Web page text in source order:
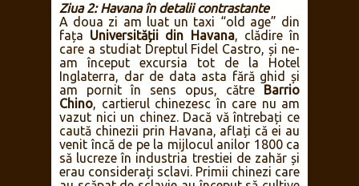
Ziua 2: Havana în detalii contrastante
A doua zi am luat un taxi “old age” din
fața Universității din Havana, clădire în
care a studiat Dreptul Fidel Castro, și ne-
am început excursia tot de la Hotel
Inglaterra, dar de data asta fără ghid și
am pornit în sens opus, către Barrio
Chino, cartierul chinezesc în care nu am
vazut nici un chinez. Dacă vă întrebați ce
caută chinezii prin Havana, aflați că ei au
venit încă de pe la mijlocul anilor 1800 ca
să lucreze în industria trestiei de zahăr și
erau considerați sclavi. Primii chinezi care